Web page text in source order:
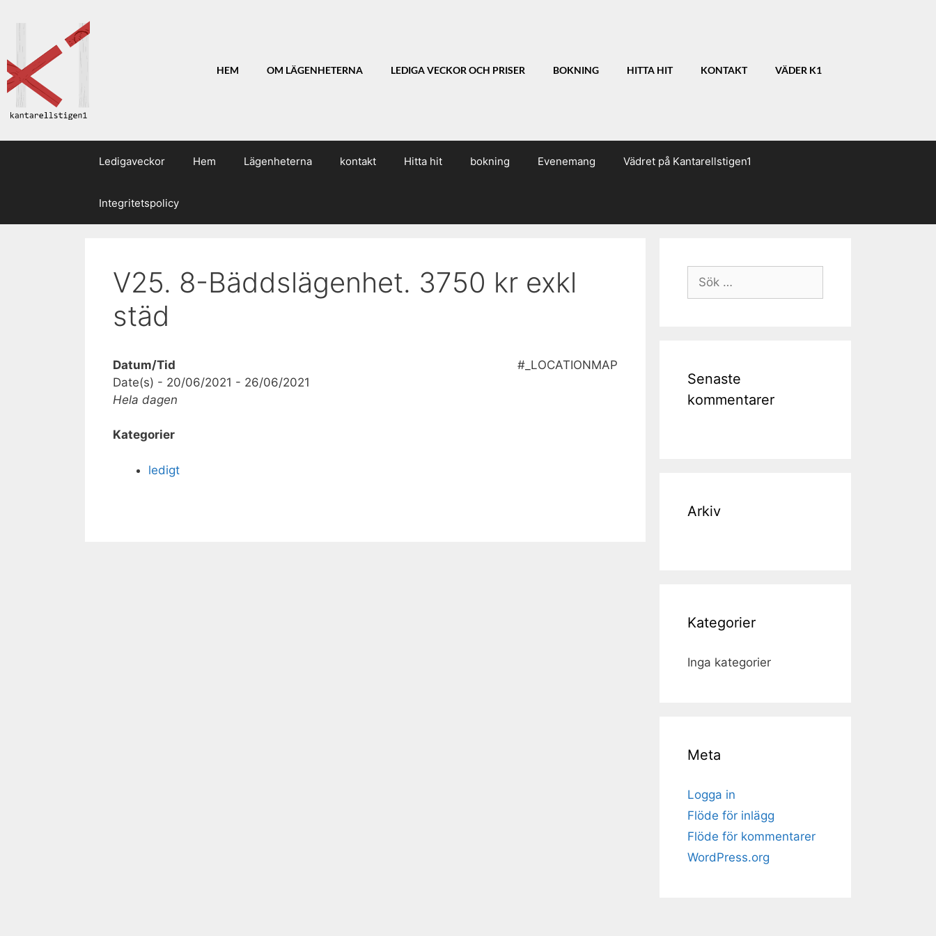
HEM OM LÄGENHETERNA LEDIGA VECKOR OCH PRISER BOKNING HITTA HIT KONTAKT VÄDER K1
Ledigaveckor Hem Lägenheterna kontakt Hitta hit bokning Evenemang Vädret på Kantarellstigen1
Integritetspolicy
V25. 8-Bäddslägenhet. 3750 kr exkl
städ
#_LOCATIONMAP
Datum/Tid
Date(s) - 20/06/2021 - 26/06/2021
Hela dagen
Kategorier
ledigt
Senaste
kommentarer
Arkiv
Kategorier
Inga kategorier
Meta
Logga in
Flöde för inlägg
Flöde för kommentarer
WordPress.org